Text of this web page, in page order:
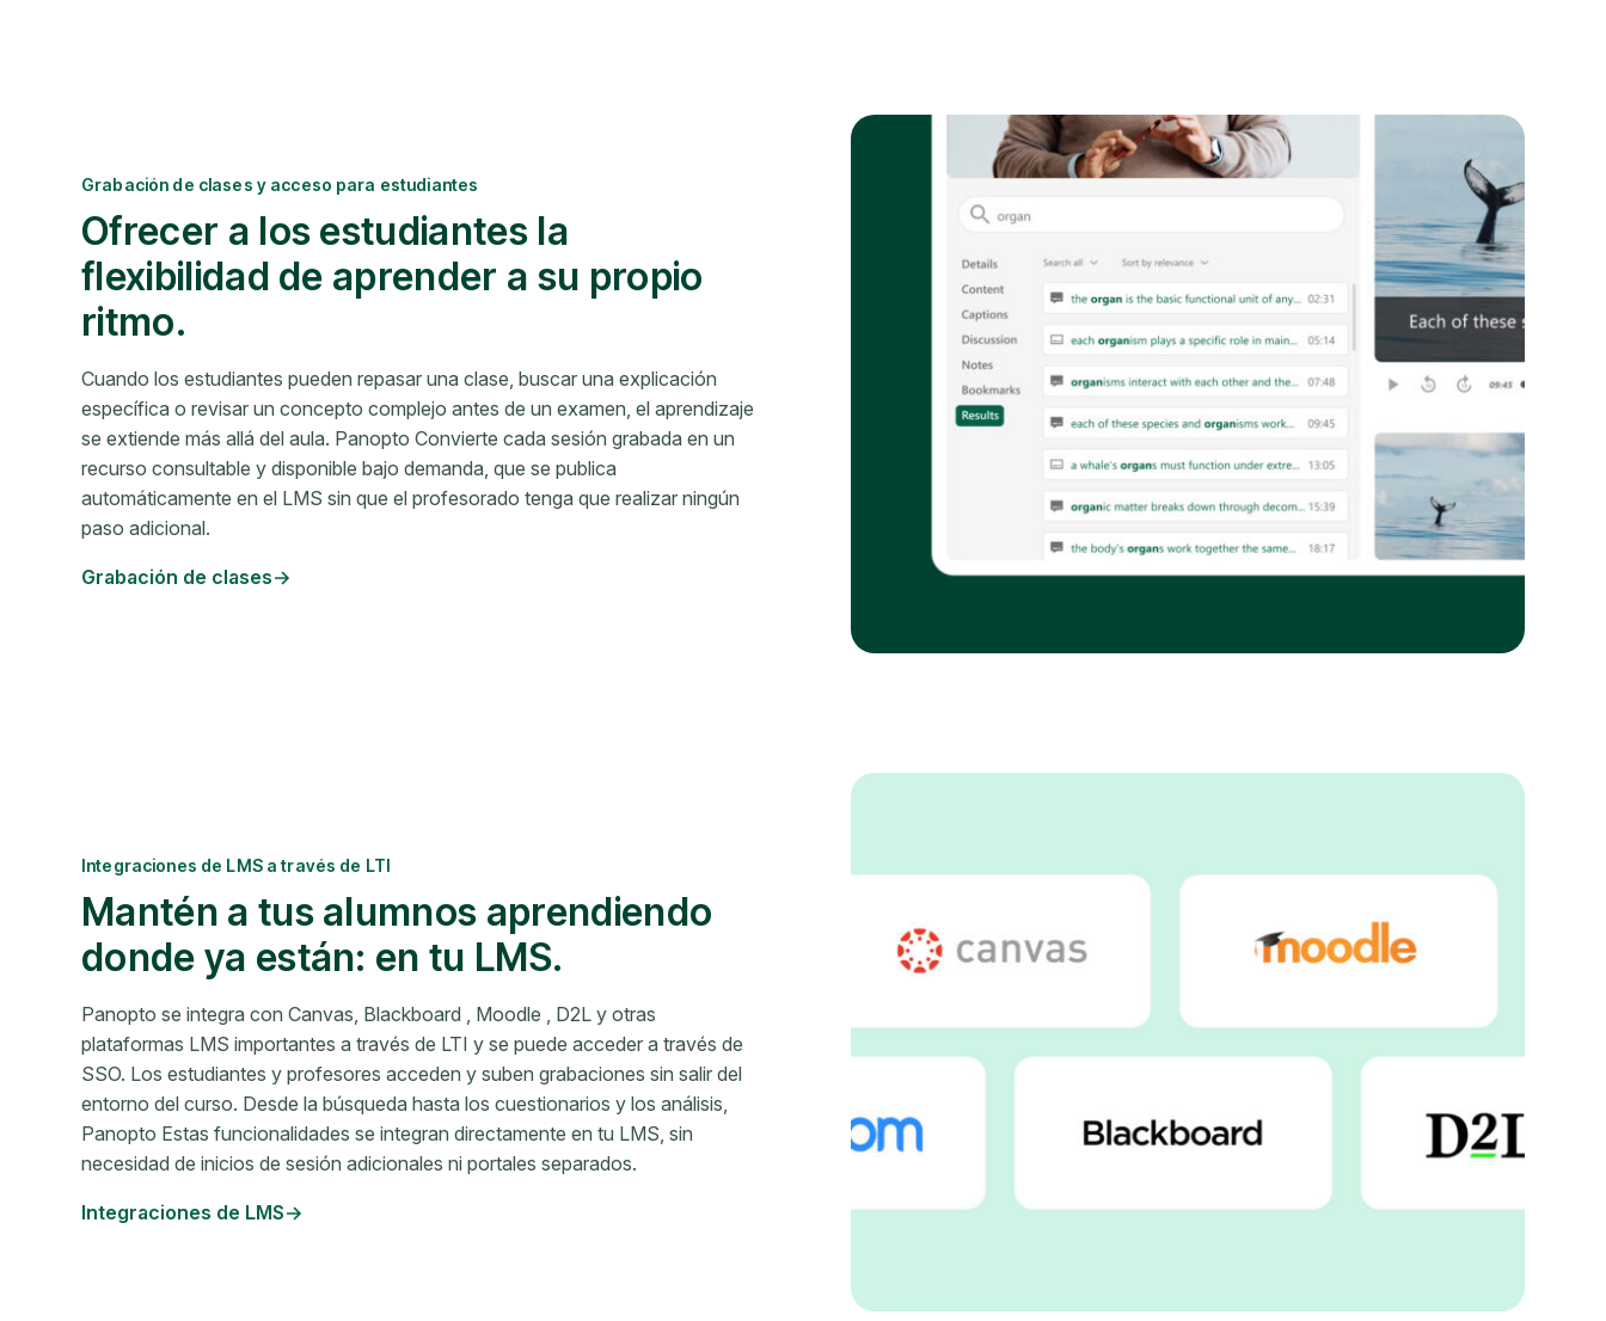
Grabación de clases y acceso para estudiantes
Ofrecer a los estudiantes la
flexibilidad de aprender a su propio
ritmo.
Cuando los estudiantes pueden repasar una clase, buscar una explicación
específica o revisar un concepto complejo antes de un examen, el aprendizaje
se extiende más allá del aula. Panopto Convierte cada sesión grabada en un
recurso consultable y disponible bajo demanda, que se publica
automáticamente en el LMS sin que el profesorado tenga que realizar ningún
paso adicional.
Grabación de clases
Integraciones de LMS a través de LTI
Mantén a tus alumnos aprendiendo
donde ya están: en tu LMS.
Panopto se integra con Canvas, Blackboard , Moodle , D2L y otras
plataformas LMS importantes a través de LTI y se puede acceder a través de
SSO. Los estudiantes y profesores acceden y suben grabaciones sin salir del
entorno del curso. Desde la búsqueda hasta los cuestionarios y los análisis,
Panopto Estas funcionalidades se integran directamente en tu LMS, sin
necesidad de inicios de sesión adicionales ni portales separados.
Integraciones de LMS